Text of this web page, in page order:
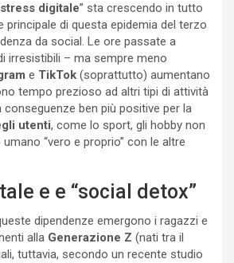
stress digitale” sta crescendo in tutto
di questa epidemia del terzo
da social. Le ore passate a
irresistibili – ma sempre meno
e TikTok (soprattutto) aumentano
tempo prezioso ad altri tipi di attività
ben più positive per la
utenti, come lo sport, gli hobby non
“vero e proprio” con le altre
e e “social detox”
dipendenze emergono i ragazzi e
alla Generazione Z (nati tra il
tuttavia, secondo un recente studio